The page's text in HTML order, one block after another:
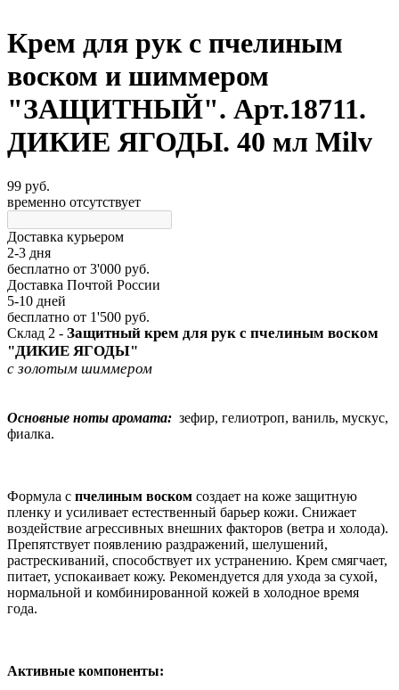
Крем для рук с пчелиным
воском и шиммером
"ЗАЩИТНЫЙ". Арт.18711.
ДИКИЕ ЯГОДЫ. 40 мл Milv
99 руб.
временно отсутствует
Доставка курьером
2-3 дня
бесплатно от 3'000 руб.
Доставка Почтой России
5-10 дней
бесплатно от 1'500 руб.
Склад 2 - Защитный крем для рук с пчелиным воском
"ДИКИЕ ЯГОДЫ"
с золотым шиммером
Основные ноты аромата: зефир, гелиотроп, ваниль, мускус,
фиалка.
Формула с пчелиным воском создает на коже защитную
пленку и усиливает естественный барьер кожи. Снижает
воздействие агрессивных внешних факторов (ветра и холода).
Препятствует появлению раздражений, шелушений,
растрескиваний, способствует их устранению. Крем смягчает,
питает, успокаивает кожу. Рекомендуется для ухода за сухой,
нормальной и комбинированной кожей в холодное время
года.
Активные компоненты: